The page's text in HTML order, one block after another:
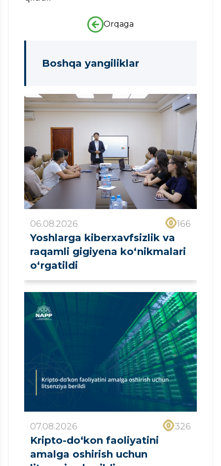
Orqaga
Boshqa yangiliklar
06.08.2026 166
Yoshlarga kiberxavfsizlik va
raqamli gigiyena ko‘nikmalari
o‘rgatildi
07.08.2026 326
Kripto-do‘kon faoliyatini
amalga oshirish uchun